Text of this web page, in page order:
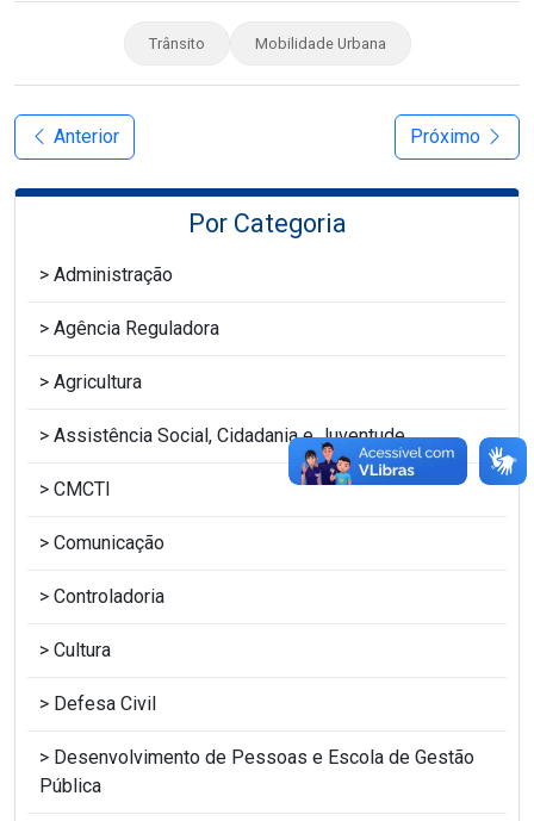
Trânsito Mobilidade Urbana
Anterior Próximo
Por Categoria
Administração
Agência Reguladora
Agricultura
Assistência Social, Cidadania e Juventude
CMCTI
Comunicação
Controladoria
Cultura
Defesa Civil
Desenvolvimento de Pessoas e Escola de Gestão
Pública